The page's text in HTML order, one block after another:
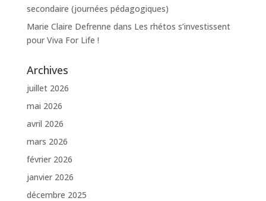
secondaire (journées pédagogiques)
Marie Claire Defrenne dans Les rhétos s’investissent
pour Viva For Life !
Archives
juillet 2026
mai 2026
avril 2026
mars 2026
février 2026
janvier 2026
décembre 2025